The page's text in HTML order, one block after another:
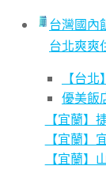
台灣國內
台北爽爽
【台
優美
【宜蘭】
【宜蘭
【宜蘭